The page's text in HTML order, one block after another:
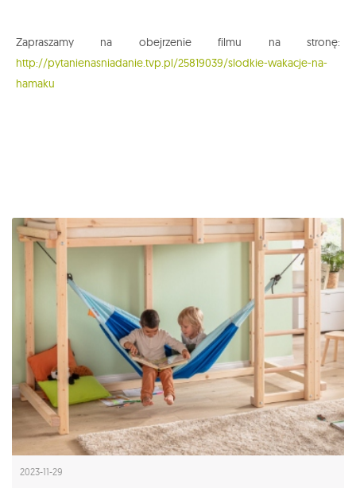
Zapraszamy na obejrzenie filmu na stronę:
http://pytanienasniadanie.tvp.pl/25819039/slodkie-wakacje-na-
hamaku
2023-11-29